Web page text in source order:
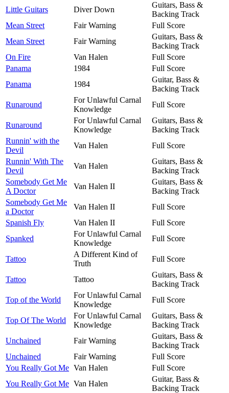
Little Guitars
Diver Down
Guitars, Bass &
Backing Track
Mean Street
Fair Warning
Full Score
Mean Street
Fair Warning
Guitars, Bass &
Backing Track
On Fire
Van Halen
Full Score
Panama
1984
Full Score
Panama
1984
Guitar, Bass &
Backing Track
Runaround
For Unlawful Carnal
Knowledge
Full Score
Runaround
For Unlawful Carnal
Knowledge
Guitars, Bass &
Backing Track
Runnin' with the
Devil
Van Halen
Full Score
Runnin' With The
Devil
Van Halen
Guitars, Bass &
Backing Track
Somebody Get Me
A Doctor
Van Halen II
Guitars, Bass &
Backing Track
Somebody Get Me
a Doctor
Van Halen II
Full Score
Spanish Fly
Van Halen II
Full Score
Spanked
For Unlawful Carnal
Knowledge
Full Score
Tattoo
A Different Kind of
Truth
Full Score
Tattoo Tattoo
Guitars, Bass &
Backing Track
Top of the World
For Unlawful Carnal
Knowledge
Full Score
Top Of The World
For Unlawful Carnal
Knowledge
Guitars, Bass &
Backing Track
Unchained
Fair Warning
Guitars, Bass &
Backing Track
Unchained
Fair Warning
Full Score
You Really Got Me Van Halen
Full Score
You Really Got Me Van Halen
Guitar, Bass &
Backing Track